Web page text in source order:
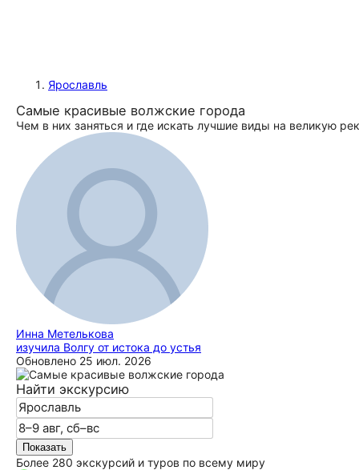
Ярославль
Самые красивые волжские города
Чем в них заняться и где искать лучшие виды на великую
Инна Метелькова
изучила Волгу от истока до устья
Обновлено 25 июл. 2026
Найти экскурсию
Показать
Более 280 экскурсий и туров по всему миру